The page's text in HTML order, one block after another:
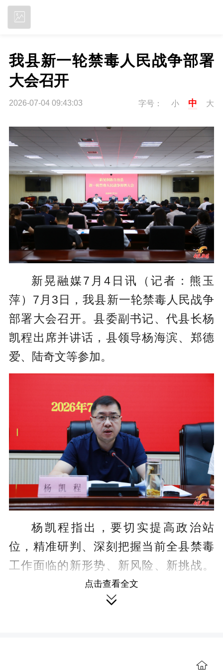
我县新一轮禁毒人民战争部署
大会召开
2026-07-04 09:43:03 字号： 小 中 大
新晃融媒7月4日讯（记者：熊玉
萍）7月3日，我县新一轮禁毒人民战争
部署大会召开。县委副书记、代县长杨
凯程出席并讲话，县领导杨海滨、郑德
爱、陆奇文等参加。
杨凯程指出，要切实提高政治站
位，精准研判、深刻把握当前全县禁毒
工作面临的新形势、新风险、新挑战。
新晃地处湘黔交界要道，区位交通特
殊、人员流动频繁，毒品过境流通、新
显。要持续巩固“蓝结家园”帮扶救助、省
点击查看全文
